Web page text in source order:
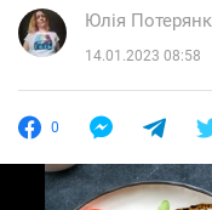
Юлія
14.01.2023 08:58
0